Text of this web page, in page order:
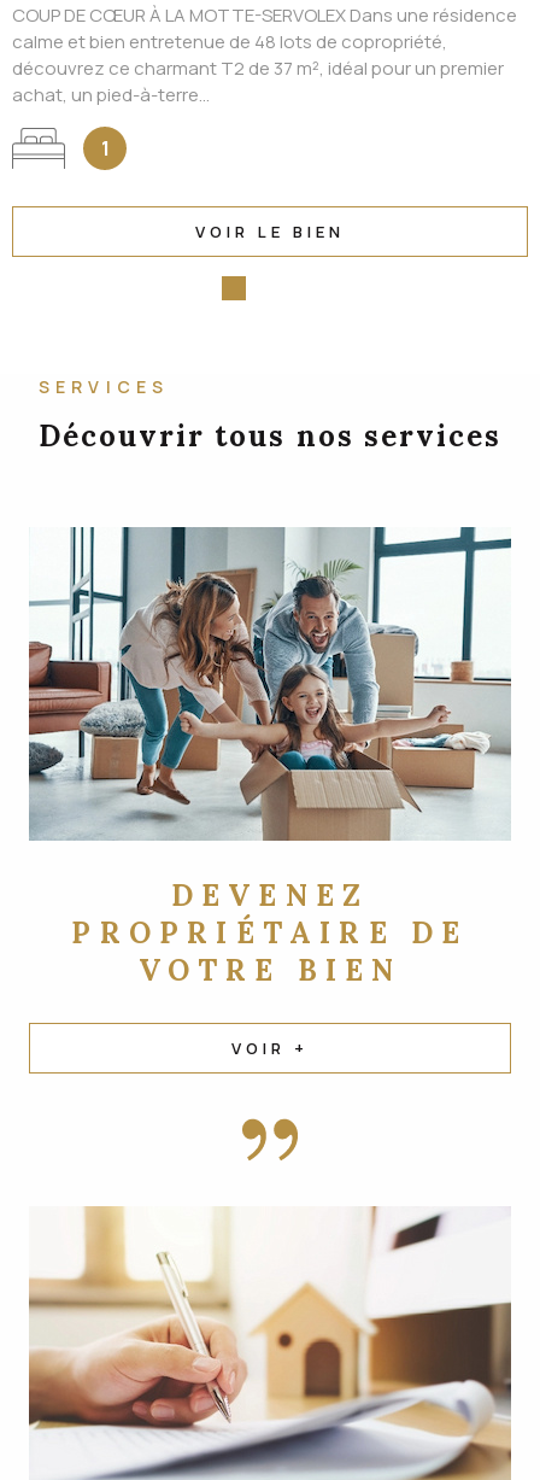
COUP DE CŒUR À LA MOTTE-SERVOLEX Dans une résidence
calme et bien entretenue de 48 lots de copropriété,
découvrez ce charmant T2 de 37 m², idéal pour un premier
achat, un pied-à-terre...
1
VOIR LE BIEN
SERVICES
Découvrir tous nos services
DEVENEZ
PROPRIÉTAIRE DE
VOTRE BIEN
VOIR +